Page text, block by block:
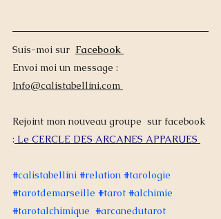
Suis-moi sur Facebook
Envoi moi un message :
Info@calistabellini.com
Rejoint mon nouveau groupe  sur facebook
: Le CERCLE DES ARCANES APPARUES
#calistabellini #relation #tarologie
#tarotdemarseille #tarot #alchimie
#tarotalchimique #arcanedutarot